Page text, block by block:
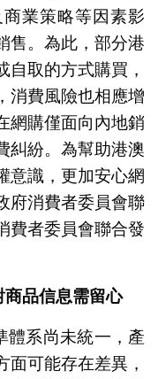
業策略等因素影
售。為此，部分港
取的方式購買，
消費風險也相應增
網購僅面向內地銷
糾紛。為幫助港澳
意識，更加安心網
府消費者委員會聯
費者委員會聯合發
品信息需留心
體系尚未統一，產
面可能存在差異，